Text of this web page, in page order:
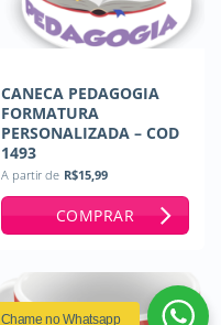
CANECA PEDAGOGIA
FORMATURA
PERSONALIZADA – COD
1493
A partir de R$15,99
COMPRAR
Chame no Whatsapp